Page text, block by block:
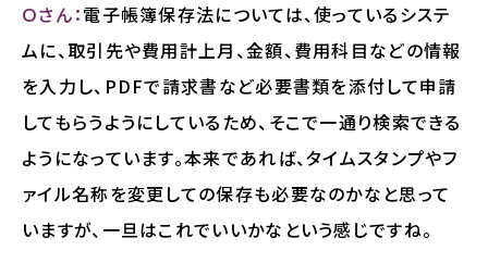
Ｏさん：電子帳簿保存法については、使っているシステ
ムに、取引先や費用計上月、金額、費用科目などの情報
を入力し、PDFで請求書など必要書類を添付して申請
してもらうようにしているため、そこで一通り検索できる
ようになっています。本来であれば、タイムスタンプやフ
ァイル名称を変更しての保存も必要なのかなと思って
いますが、一旦はこれでいいかなという感じですね。